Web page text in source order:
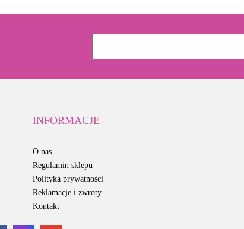
INFORMACJE
O nas
Regulamin sklepu
Polityka prywatności
Reklamacje i zwroty
Kontakt